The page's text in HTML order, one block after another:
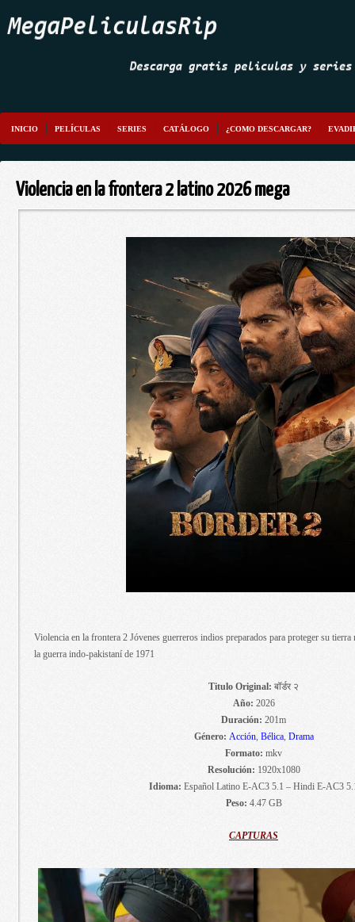
INICIO PELÍCULAS SERIES CATÁLOGO ¿COMO DESCARGAR?
Violencia en la frontera 2 latino 2026 mega
Violencia en la frontera 2 Jóvenes guerreros indios preparados para proteger su tierra
la guerra indo-pakistaní de 1971
Titulo Original: बॉर्डर २
Año: 2026
Duración: 201m
Género: Acción, Bélica, Drama
Formato: mkv
Resolución: 1920x1080
Idioma: Español Latino E-AC3 5.1 – Hindi E-AC3
Peso: 4.47 GB
CAPTURAS